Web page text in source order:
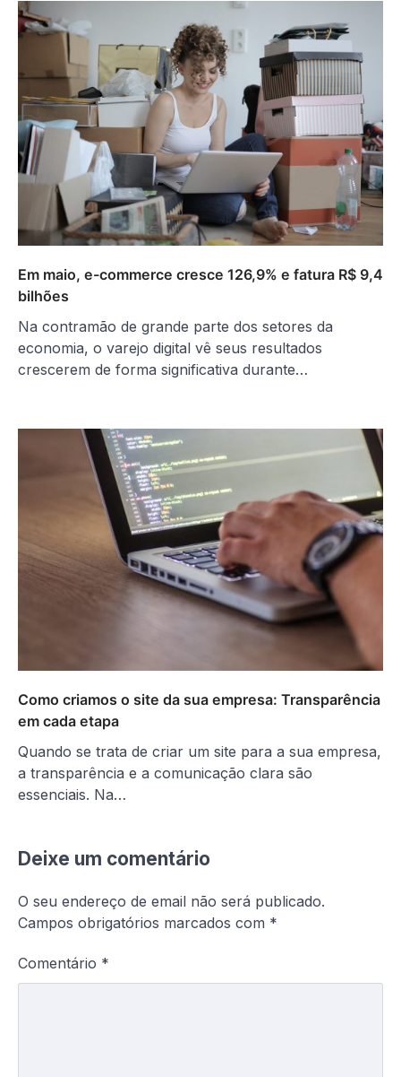
Em maio, e-commerce cresce 126,9% e fatura R$ 9,4
bilhões
Na contramão de grande parte dos setores da
economia, o varejo digital vê seus resultados
crescerem de forma significativa durante…
Como criamos o site da sua empresa: Transparência
em cada etapa
Quando se trata de criar um site para a sua empresa,
a transparência e a comunicação clara são
essenciais. Na…
Deixe um comentário
O seu endereço de email não será publicado.
Campos obrigatórios marcados com *
Comentário *